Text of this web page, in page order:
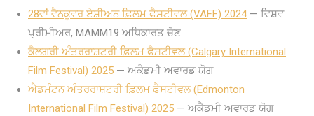
28ਵਾਂ ਵੈਨਕੂਵਰ ਏਸ਼ੀਅਨ ਫ਼ਿਲਮ ਫੈਸਟੀਵਲ (VAFF) 2024— ਵਿਸ਼ਵ
ਪ੍ਰੀਮੀਅਰ, MAMM19 ਅਧਿਕਾਰਤ ਚੋਣ
ਕੈਲਗਰੀ ਅੰਤਰਰਾਸ਼ਟਰੀ ਫ਼ਿਲਮ ਫੈਸਟੀਵਲ (Calgary International
Film Festival) 2025 — ਅਕੈਡਮੀ ਅਵਾਰਡ ਯੋਗ
ਐਡਮੰਟਨ ਅੰਤਰਰਾਸ਼ਟਰੀ ਫ਼ਿਲਮ ਫੈਸਟੀਵਲ (Edmonton
International Film Festival) 2025 — ਅਕੈਡਮੀ ਅਵਾਰਡ ਯੋਗ